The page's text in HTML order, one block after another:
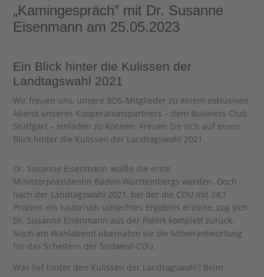
„Kamingespräch” mit Dr. Susanne
Eisenmann am 25.05.2023
Ein Blick hinter die Kulissen der
Landtagswahl 2021
Wir freuen uns, unsere BDS-Mitglieder zu einem exklusiven
Abend unseres Kooperationspartners – dem Business Club
Stuttgart – einladen zu können. Freuen Sie sich auf einen
Blick hinter die Kulissen der Landtagswahl 2021.
Dr. Susanne Eisenmann wollte die erste
Ministerpräsidentin Baden-Württembergs werden. Doch
nach der Landtagswahl 2021, bei der die CDU mit 24,1
Prozent ein historisch schlechtes Ergebnis erzielte, zog sich
Dr. Susanne Eisenmann aus der Politik komplett zurück.
Noch am Wahlabend übernahm sie die Mitverantwortung
für das Scheitern der Südwest-CDU.
Was lief hinter den Kulissen der Landtagswahl? Beim